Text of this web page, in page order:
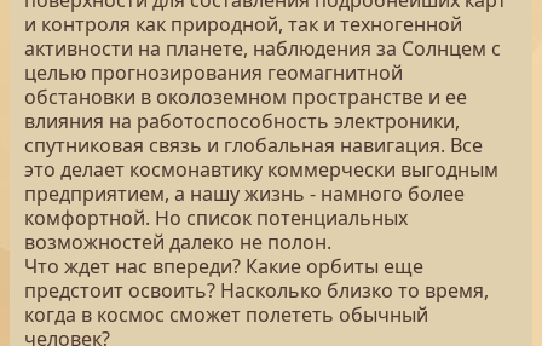
и контроля как природной, так и техногенной
активности на планете, наблюдения за Солнцем с
целью прогнозирования геомагнитной
обстановки в околоземном пространстве и ее
влияния на работоспособность электроники,
спутниковая связь и глобальная навигация. Все
это делает космонавтику коммерчески выгодным
предприятием, а нашу жизнь - намного более
комфортной. Но список потенциальных
возможностей далеко не полон.
Что ждет нас впереди? Какие орбиты еще
предстоит освоить? Насколько близко то время,
когда в космос сможет полететь обычный
человек?